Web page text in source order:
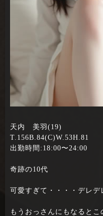
天内 美羽(19)
T.156B.84(C)W.53H.81
出勤時間:18:00〜24:00
奇跡の10代
可愛すぎて・・・・デレデ
もうおっさんにもなるとこ